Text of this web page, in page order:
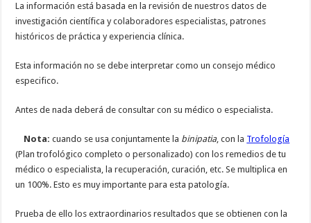
La información está basada en la revisión de nuestros datos de
investigación científica y colaboradores especialistas, patrones
históricos de práctica y experiencia clínica.
Esta información no se debe interpretar como un consejo médico
especifico.
Antes de nada deberá de consultar con su médico o especialista.
Nota:cuando se usa conjuntamente la binipatia, con la Trofología
(Plan trofológico completo o personalizado) con los remedios de tu
médico o especialista, la recuperación, curación, etc. Se multiplica en
un 100%. Esto es muy importante para esta patología.
Prueba de ello los extraordinarios resultados que se obtienen con la